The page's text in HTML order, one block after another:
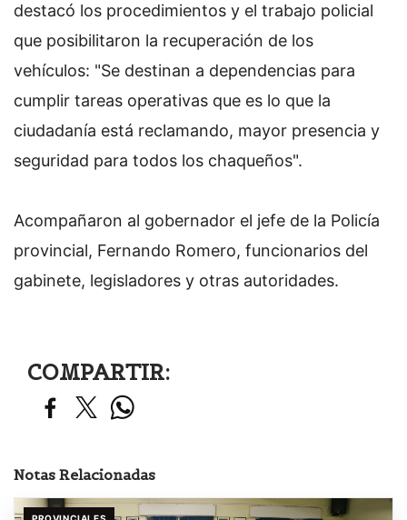
destacó los procedimientos y el trabajo policial
que posibilitaron la recuperación de los
vehículos: "Se destinan a dependencias para
cumplir tareas operativas que es lo que la
ciudadanía está reclamando, mayor presencia y
seguridad para todos los chaqueños".
Acompañaron al gobernador el jefe de la Policía
provincial, Fernando Romero, funcionarios del
gabinete, legisladores y otras autoridades.
COMPARTIR:
Notas Relacionadas